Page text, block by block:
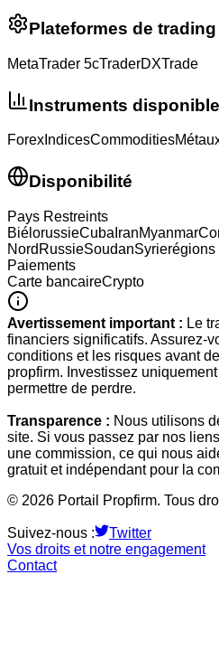
Plateformes de trading
MetaTrader 5cTraderDXTrade
Instruments
Forex IndicesCommodities
Disponibilité
Pays Restreints
BiélorussieCuba IranMyanmar
Nord RussieSoudanSyrie
Paiements
Carte bancaireCrypto
Avertissement important : Le
financiers significatifs. Assurez-
conditions et les risques avant
propfirm. Investissez
permettre de perdre.
Transparence : Nous utilisons
site. Si vous passez par nos
une commission, ce qui nous
gratuit et indépendant pour la
© 2026 Portail Propfirm. Tous
Suivez-nous :
Twitter
Vos droits et notre engagement
Contact